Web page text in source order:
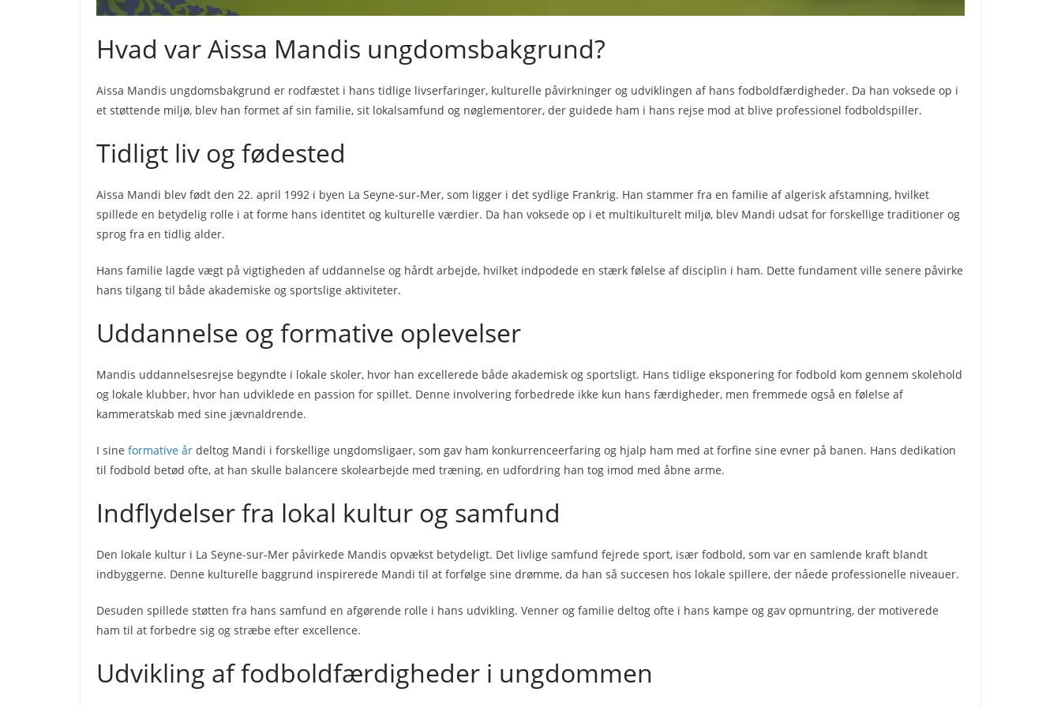
Hvad var Aissa Mandis ungdomsbakgrund?
Aissa Mandis ungdomsbakgrund er rodfæstet i hans tidlige livserfaringer, kulturelle påvirkninger og udviklingen af hans fodboldfærdigheder. Da han voksede op i
et støttende miljø, blev han formet af sin familie, sit lokalsamfund og nøglementorer, der guidede ham i hans rejse mod at blive professionel fodboldspiller.
Tidligt liv og fødested
Aissa Mandi blev født den 22. april 1992 i byen La Seyne-sur-Mer, som ligger i det sydlige Frankrig. Han stammer fra en familie af algerisk afstamning, hvilket
spillede en betydelig rolle i at forme hans identitet og kulturelle værdier. Da han voksede op i et multikulturelt miljø, blev Mandi udsat for forskellige traditioner og
sprog fra en tidlig alder.
Hans familie lagde vægt på vigtigheden af uddannelse og hårdt arbejde, hvilket indpodede en stærk følelse af disciplin i ham. Dette fundament ville senere påvirke
hans tilgang til både akademiske og sportslige aktiviteter.
Uddannelse og formative oplevelser
Mandis uddannelsesrejse begyndte i lokale skoler, hvor han excellerede både akademisk og sportsligt. Hans tidlige eksponering for fodbold kom gennem skolehold
og lokale klubber, hvor han udviklede en passion for spillet. Denne involvering forbedrede ikke kun hans færdigheder, men fremmede også en følelse af
kammeratskab med sine jævnaldrende.
I sine formative år deltog Mandi i forskellige ungdomsligaer, som gav ham konkurrenceerfaring og hjalp ham med at forfine sine evner på banen. Hans dedikation
til fodbold betød ofte, at han skulle balancere skolearbejde med træning, en udfordring han tog imod med åbne arme.
Indflydelser fra lokal kultur og samfund
Den lokale kultur i La Seyne-sur-Mer påvirkede Mandis opvækst betydeligt. Det livlige samfund fejrede sport, især fodbold, som var en samlende kraft blandt
indbyggerne. Denne kulturelle baggrund inspirerede Mandi til at forfølge sine drømme, da han så succesen hos lokale spillere, der nåede professionelle niveauer.
Desuden spillede støtten fra hans samfund en afgørende rolle i hans udvikling. Venner og familie deltog ofte i hans kampe og gav opmuntring, der motiverede
ham til at forbedre sig og stræbe efter excellence.
Udvikling af fodboldfærdigheder i ungdommen